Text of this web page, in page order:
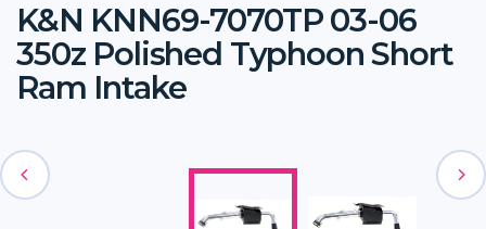
K&N KNN69-7070TP 03-06
350z Polished Typhoon Short
Ram Intake